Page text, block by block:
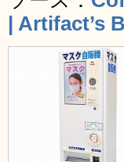
| Artifact’s